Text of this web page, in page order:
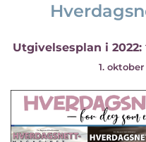
Utgivelsesplan i 2022:
1.